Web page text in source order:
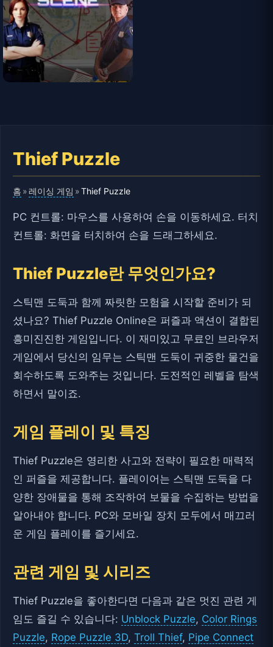
Thief Puzzle
홈 »레이싱 게임 »Thief Puzzle
PC 컨트롤: 마우스를 사용하여 손을 이동하세요. 터치
컨트롤: 화면을 터치하여 손을 드래그하세요.
Thief Puzzle란 무엇인가요?
스틱맨 도둑과 함께 짜릿한 모험을 시작할 준비가 되
셨나요? Thief Puzzle Online은 퍼즐과 액션이 결합된
흥미진진한 게임입니다. 이 재미있고 무료인 브라우저
게임에서 당신의 임무는 스틱맨 도둑이 귀중한 물건을
회수하도록 도와주는 것입니다. 도전적인 레벨을 탐색
하면서 말이죠.
게임 플레이 및 특징
Thief Puzzle은 영리한 사고와 전략이 필요한 매력적
인 퍼즐을 제공합니다. 플레이어는 스틱맨 도둑을 다
양한 장애물을 통해 조작하여 보물을 수집하는 방법을
알아내야 합니다. PC와 모바일 장치 모두에서 매끄러
운 게임 플레이를 즐기세요.
관련 게임 및 시리즈
Thief Puzzle을 좋아한다면 다음과 같은 멋진 관련 게
임도 즐길 수 있습니다: Unblock Puzzle, Color Rings
Puzzle, Rope Puzzle 3D, Troll Thief, Pipe Connect